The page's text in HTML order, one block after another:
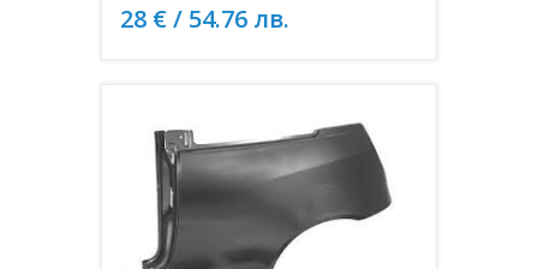
28 € / 54.76 лв.